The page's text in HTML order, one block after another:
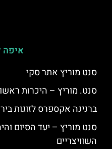
איפה
סנט מוריץ אתר סקי
סנט. מוריץ – היכרות
ברנינה אקספרס לזוגות
סנט מוריץ – יעד הסיום
השוויצריים